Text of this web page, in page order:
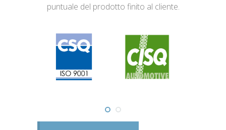
puntuale del prodotto finito al cliente.